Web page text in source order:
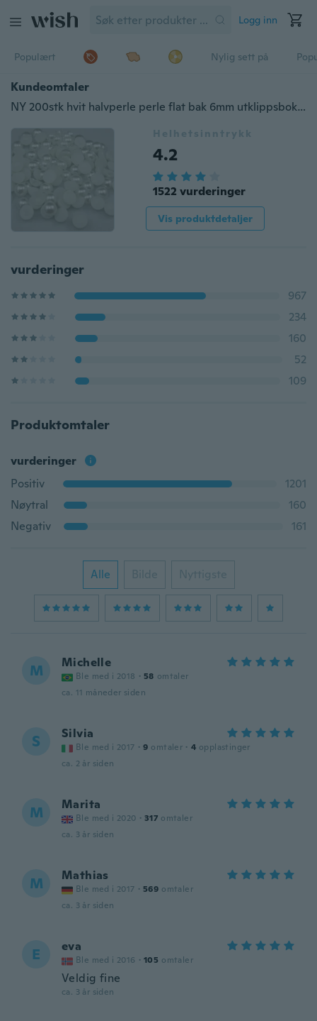
Logg inn
Populært Nylig sett på
Kundeomtaler
NY 200stk hvit halvperle perle flat bak 6mm utklippsbok for Craft FlatBack WS
Helhetsinntrykk
4.2
1522 vurderinger
Vis produktdetaljer
vurderinger
967
234
160
52
109
Produktomtaler
vurderinger
Positiv
1201
Nøytral
160
Negativ
161
Alle Bilde Nyttigste
M Michelle
Ble med i 2018 · 58 omtaler
ca. 11 måneder siden
S Silvia
Ble med i 2017 · 9 omtaler · 4 opplastinger
ca. 2 år siden
M Marita
Ble med i 2020 · 317 omtaler
ca. 3 år siden
M Mathias
Ble med i 2017 · 569 omtaler
ca. 3 år siden
E eva
Ble med i 2016 · 105 omtaler
Veldig fine
ca. 3 år siden